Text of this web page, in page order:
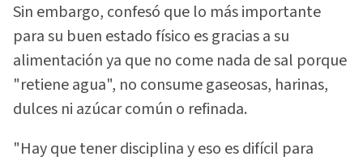
Sin embargo, confesó que lo más importante
para su buen estado físico es gracias a su
alimentación ya que no come nada de sal porque
"retiene agua", no consume gaseosas, harinas,
dulces ni azúcar común o refinada.
"Hay que tener disciplina y eso es difícil para